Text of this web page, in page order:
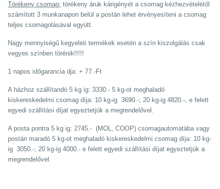
Törékeny csomag: törékeny áruk kárigényét a csomag kézhezvételétől
számított 3 munkanapon belül a postán lehet érvényesíteni a csomag
teljes csomagolásával együtt.
Nagy mennyiségű kegyeleti termékek esetén a szín kiszolgálás csak
vegyes színben törénik!!!!!
1 napos időgarancia dja: + 77.-Ft
A házhoz szállítandó 5 kg ig: 3330.- 5 kg-ot meghaladó
kiskereskedelmi csomag díja: 10 kg-ig 3690.-; 20 kg-ig 4820.-, e felett
egyedi szállítási díjat egyeztetjük a megrendelővel.
A posta pontra 5 kg ig: 2745.- (MOL, COOP) csomagautomatába vagy
postán maradó 5 kg-ot meghaladó kiskereskedelmi csomag díja: 10 kg-
ig 3050.-; 20 kg-ig 4000.- e felett egyedi szállítási díjat egyeztetjük a
megrendelővel.